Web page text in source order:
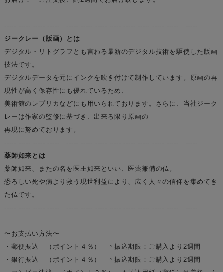
----- ----- ----- ----- ----- ----- ----- ----- ----- ----- ----- ----- -----
ジークレー（版画）とは
デジタル・リトグラフとも言わる最新のデジタル技術を駆使した版画
技法です。
デジタルデータを元にインクを吹き付けて制作しています。原画の再
現性が高く保存性にも優れているため、
美術館のレプリカなどにも用いられております。さらに、当社ジーク
レーは作家の監修に基づき、出来る限り原画の
再現に努めております。
----- ----- ----- ----- ----- ----- ----- ----- ----- ----- ----- ----- -----
薬師如来とは
薬師如来、またの名を医王如来といい、医薬兼備の仏。
恐ろしい死や病より救う現世利益により、広く人々の信仰を集めてき
た仏です。
----- ----- ----- ----- ----- ----- ----- ----- ----- ----- ----- ----- -----
〜お支払い方法〜
・郵便振込 （ポイント４％） ＊振込期限：ご購入より2週間
・銀行振込 （ポイント４％） ＊振込期限：ご購入より2週間